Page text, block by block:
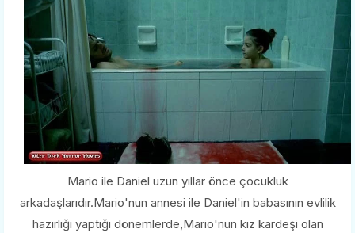
Mario ile Daniel uzun yıllar önce çocukluk
arkadaşlarıdır.Mario'nun annesi ile Daniel'in babasının evlilik
hazırlığı yaptığı dönemlerde,Mario'nun kız kardeşi olan